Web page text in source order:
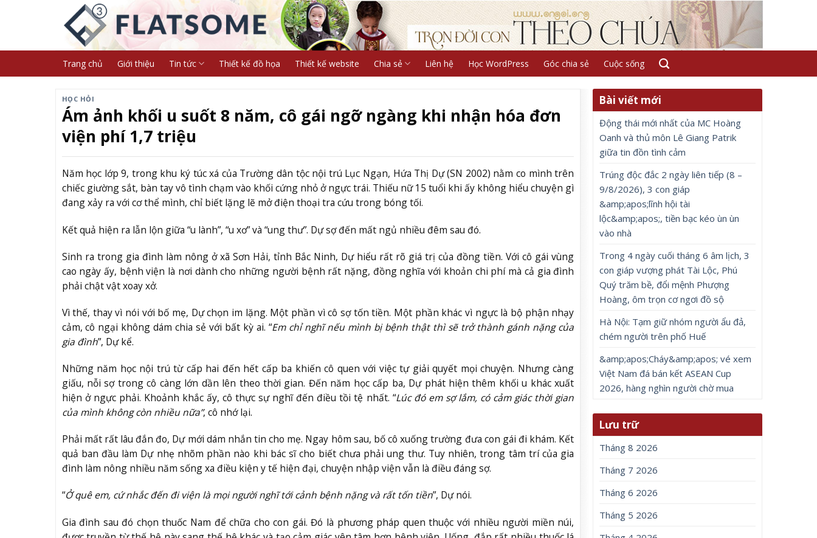
Trang chủ Giới thiệu Tin tức Thiết kế đồ họa Thiết kế website Chia sẻ Liên hệ Học WordPress Góc chia sẻ Cuộc sống
HỌC HỎI
Ám ảnh khối u suốt 8 năm, cô gái ngỡ ngàng khi nhận hóa đơn
viện phí 1,7 triệu
Năm học lớp 9, trong khu ký túc xá của Trường dân tộc nội trú Lục Ngạn, Hứa Thị Dự (SN 2002) nằm co mình trên
chiếc giường sắt, bàn tay vô tình chạm vào khối cứng nhỏ ở ngực trái. Thiếu nữ 15 tuổi khi ấy không hiểu chuyện gì
đang xảy ra với cơ thể mình, chỉ biết lặng lẽ mở điện thoại tra cứu trong bóng tối.
Kết quả hiện ra lẫn lộn giữa “u lành”, “u xơ” và “ung thư”. Dự sợ đến mất ngủ nhiều đêm sau đó.
Sinh ra trong gia đình làm nông ở xã Sơn Hải, tỉnh Bắc Ninh, Dự hiểu rất rõ giá trị của đồng tiền. Với cô gái vùng
cao ngày ấy, bệnh viện là nơi dành cho những người bệnh rất nặng, đồng nghĩa với khoản chi phí mà cả gia đình
phải chật vật xoay xở.
Vì thế, thay vì nói với bố mẹ, Dự chọn im lặng. Một phần vì cô sợ tốn tiền. Một phần khác vì ngực là bộ phận nhạy
cảm, cô ngại không dám chia sẻ với bất kỳ ai. “Em chỉ nghĩ nếu mình bị bệnh thật thì sẽ trở thành gánh nặng của
gia đình”, Dự kể.
Những năm học nội trú từ cấp hai đến hết cấp ba khiến cô quen với việc tự giải quyết mọi chuyện. Nhưng càng
giấu, nỗi sợ trong cô càng lớn dần lên theo thời gian. Đến năm học cấp ba, Dự phát hiện thêm khối u khác xuất
hiện ở ngực phải. Khoảnh khắc ấy, cô thực sự nghĩ đến điều tồi tệ nhất. “Lúc đó em sợ lắm, có cảm giác thời gian
của mình không còn nhiều nữa”, cô nhớ lại.
Phải mất rất lâu đắn đo, Dự mới dám nhắn tin cho mẹ. Ngay hôm sau, bố cô xuống trường đưa con gái đi khám. Kết
quả ban đầu làm Dự nhẹ nhõm phần nào khi bác sĩ cho biết chưa phải ung thư. Tuy nhiên, trong tâm trí của gia
đình làm nông nhiều năm sống xa điều kiện y tế hiện đại, chuyện nhập viện vẫn là điều đáng sợ.
“Ở quê em, cứ nhắc đến đi viện là mọi người nghĩ tới cảnh bệnh nặng và rất tốn tiền”, Dự nói.
Gia đình sau đó chọn thuốc Nam để chữa cho con gái. Đó là phương pháp quen thuộc với nhiều người miền núi,
Bài viết mới
Động thái mới nhất của MC Hoàng
Oanh và thủ môn Lê Giang Patrik
giữa tin đồn tình cảm
Trúng độc đắc 2 ngày liên tiếp (8 –
9/8/2026), 3 con giáp
&amp;apos;lĩnh hội tài
lộc&amp;apos;, tiền bạc kéo ùn ùn
vào nhà
Trong 4 ngày cuối tháng 6 âm lịch, 3
con giáp vượng phát Tài Lộc, Phú
Quý trăm bề, đổi mệnh Phượng
Hoàng, ôm trọn cơ ngơi đồ sộ
Hà Nội: Tạm giữ nhóm người ẩu đả,
chém người trên phố Huế
&amp;apos;Cháy&amp;apos; vé xem
Việt Nam đá bán kết ASEAN Cup
2026, hàng nghìn người chờ mua
Lưu trữ
Tháng 8 2026
Tháng 7 2026
Tháng 6 2026
Tháng 5 2026